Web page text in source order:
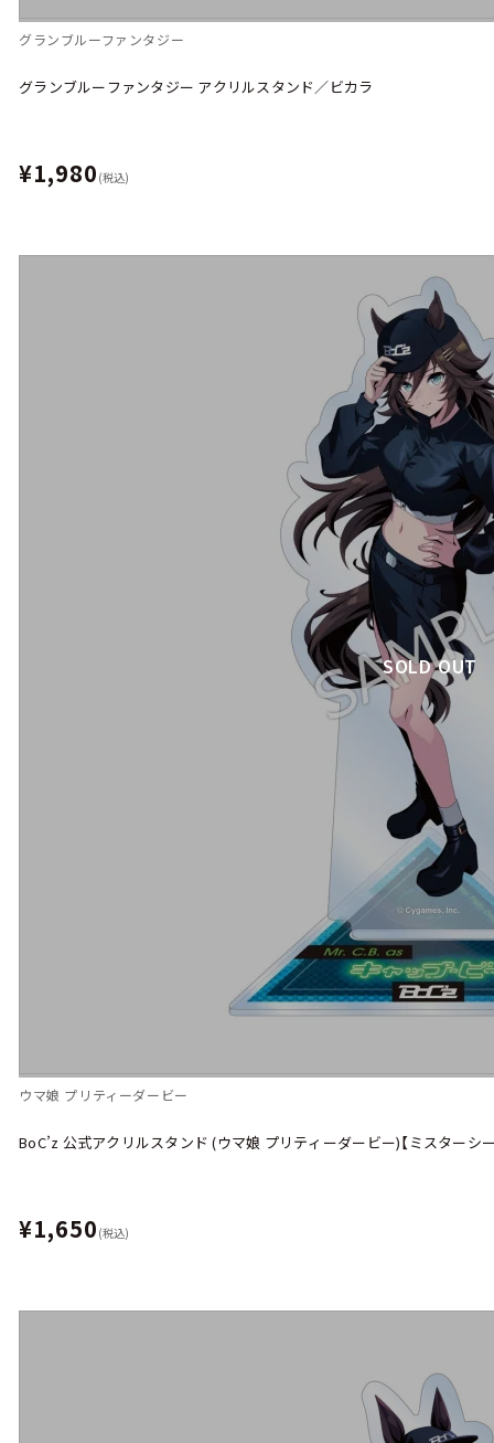
グランブルーファンタジー
グランブルーファンタジー アクリルスタンド／ビカラ
¥1,980 (税込)
SOLD OUT
ウマ娘 プリティーダービー
BoC’z 公式アクリルスタンド (ウマ娘 プリティーダービー)【ミスターシ
¥1,650 (税込)